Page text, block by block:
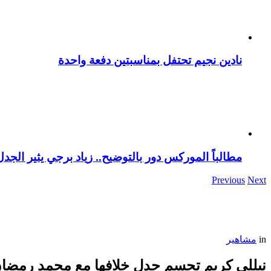
نادين نجيم تحتفل بمناسبتين دفعة واحدة
مطالباً الموركس دور بالتوضيح.. زياد برجي يثير
Previous Next
in مشاهير
نيللي كريم تحسم جدل خلافها مع محمد